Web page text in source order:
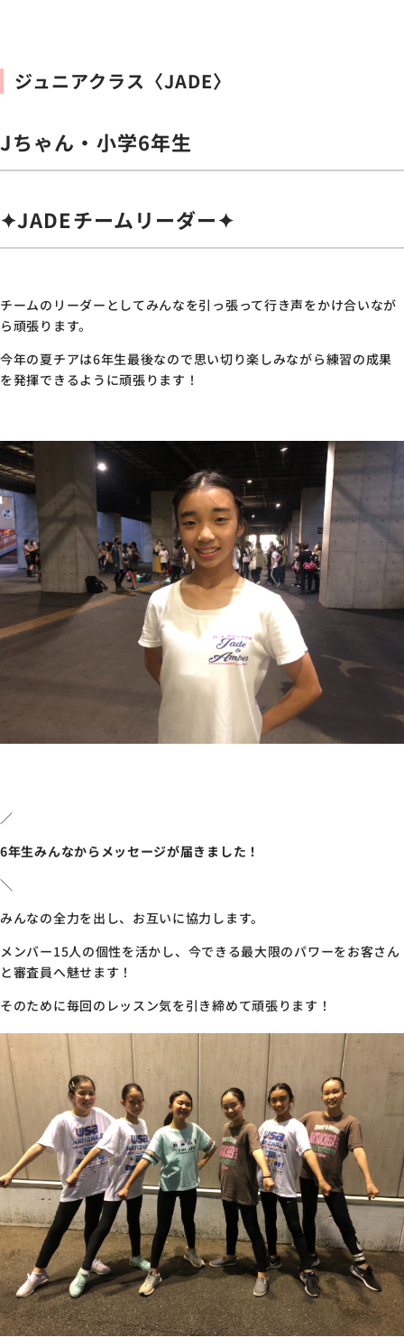
ジュニアクラス〈JADE〉
Jちゃん・小学6年生
✦JADEチームリーダー✦
チームのリーダーとしてみんなを引っ張って行き声をかけ合いなが
ら頑張ります。
今年の夏チアは6年生最後なので思い切り楽しみながら練習の成果
を発揮できるように頑張ります！
／
6年生みんなからメッセージが届きました！
＼
みんなの全力を出し、お互いに協力します。
メンバー15人の個性を活かし、今できる最大限のパワーをお客さん
と審査員へ魅せます！
そのために毎回のレッスン気を引き締めて頑張ります！